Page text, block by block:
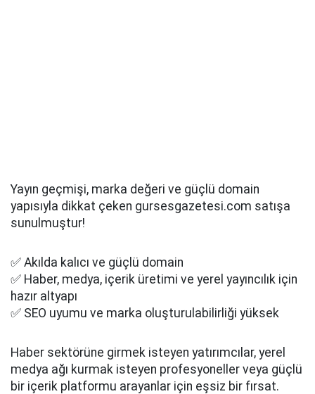
Yayın geçmişi, marka değeri ve güçlü domain
yapısıyla dikkat çeken gursesgazetesi.com satışa
sunulmuştur!
✅ Akılda kalıcı ve güçlü domain
✅ Haber, medya, içerik üretimi ve yerel yayıncılık için
hazır altyapı
✅ SEO uyumu ve marka oluşturulabilirliği yüksek
Haber sektörüne girmek isteyen yatırımcılar, yerel
medya ağı kurmak isteyen profesyoneller veya güçlü
bir içerik platformu arayanlar için eşsiz bir fırsat.